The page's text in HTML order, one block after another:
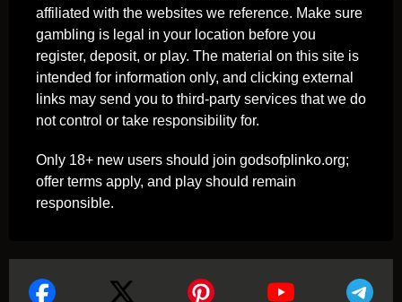
affiliated with the websites we reference. Make sure
gambling is legal in your location before you
register, deposit, or play. The material on this site is
intended for information only, and clicking external
links may send you to third-party services that we do
not control or take responsibility for.
Only 18+ new users should join godsofplinko.org;
offer terms apply, and play should remain
responsible.